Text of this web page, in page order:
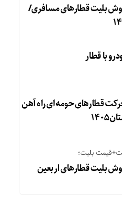
بلیت قطارهای مسافری/
با قطار
قطارهای حومه ای راه آهن
بلیت؛
بلیت قطارهای اربعین